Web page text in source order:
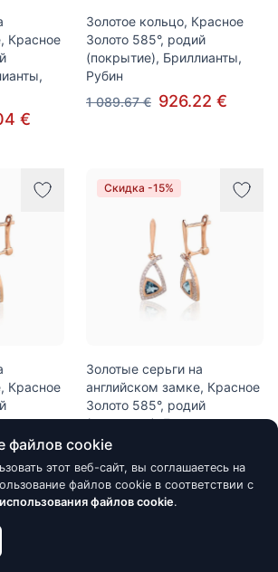
Красное
€
Золотое кольцо, Красное
Золото 585°, родий
(покрытие), Бриллианты,
Рубин
1 089.67 € 926.22 €
Красное
€
Скидка -15%
Золотые серьги на
английском замке, Красное
Золото 585°, родий
(покрытие), Бриллианты,
Голубой топаз
1 097.71 € 933.05 €
файлов cookie
этот веб-сайт, вы соглашаетесь на
файлов cookie в соответствии с
файлов cookie.